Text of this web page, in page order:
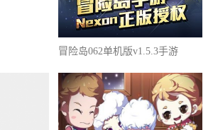
冒险岛062单机版v1.5.3手游